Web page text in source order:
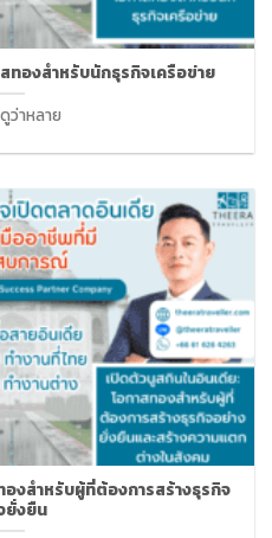
ทองสำหรับนักธุรกิจเครือข่าย
ว่าหลาย
งสำหรับผู้ที่ต้องการสร้างธุรกิจ
ยั่งยืน